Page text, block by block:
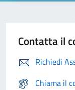
Contatta il
Richiedi
Chiama il